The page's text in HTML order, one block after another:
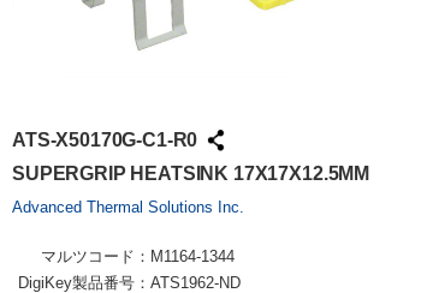
ATS-X50170G-C1-R0
SUPERGRIP HEATSINK 17X17X12.5MM
Advanced Thermal Solutions Inc.
マルツコード： M1164-1344
DigiKey製品番号： ATS1962-ND